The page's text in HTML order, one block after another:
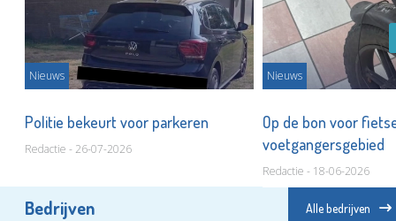
Nieuws
Politie bekeurt voor parkeren
Redactie - 26-07-2026
Nieuws
Op de bon voor
voetgangersgebied
Redactie - 18-06-2026
Bedrijven Alle bedrijven